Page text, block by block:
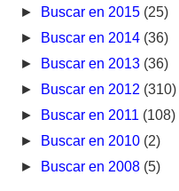
► Buscar en 2015 (25)
► Buscar en 2014 (36)
► Buscar en 2013 (36)
► Buscar en 2012 (310)
► Buscar en 2011 (108)
► Buscar en 2010 (2)
► Buscar en 2008 (5)